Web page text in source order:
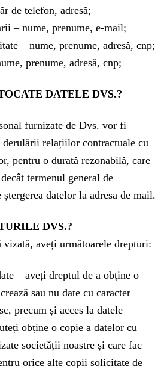
de telefon, adresă;
– nume, prenume, e-mail;
– nume, prenume, adresă, cnp;
prenume, adresă, cnp;
DATELE DVS.?
furnizate de Dvs. vor fi
derulării relațiilor contractuale cu
pentru o durată rezonabilă, care
termenul general de
datelor la adresa de mail.
DVS.?
vizată, aveți următoarele drepturi:
– aveți dreptul de a obține o
sau nu date cu caracter
precum și acces la datele
obține o copie a datelor cu
societății noastre și care fac
orice alte copii solicitate de